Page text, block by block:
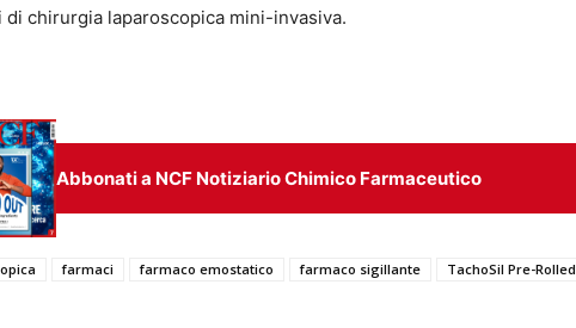
chirurgia laparoscopica mini-invasiva.
Abbonati a NCF Notiziario Chimico Farmaceutico
farmaci farmaco emostatico farmaco sigillante
TachoSil Pre-Rolled